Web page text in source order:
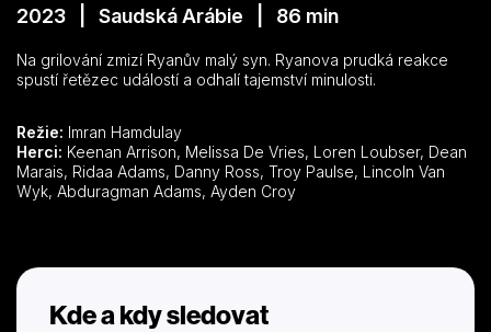
2023 | Saudská Arábie | 86 min
Na grilování zmizí Ryanův malý syn. Ryanova prudká reakce
spustí řetězec událostí a odhalí tajemství minulosti.
Režie: Imran Hamdulay
Herci:
Marais, Ridaa Adams, Danny Ross, Troy Paulse, Lincoln Van
Wyk, Abduragman Adams, Ayden Croy
Kde a kdy sledovat